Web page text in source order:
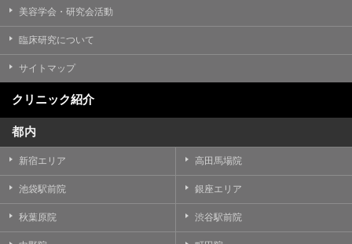
美容学会・研究会活動
臨床研究について
サイトマップ
クリニック紹介
都内
新宿エリア 高田馬場院
池袋駅前院 銀座エリア
秋葉原院 渋谷駅前院